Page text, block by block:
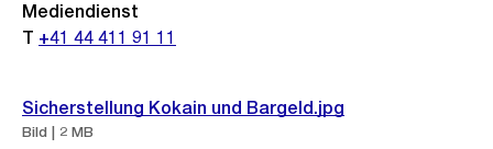
Mediendienst
T +41 44 411 91 11
Sicherstellung Kokain und Bargeld.jpg
Bild | 2 MB